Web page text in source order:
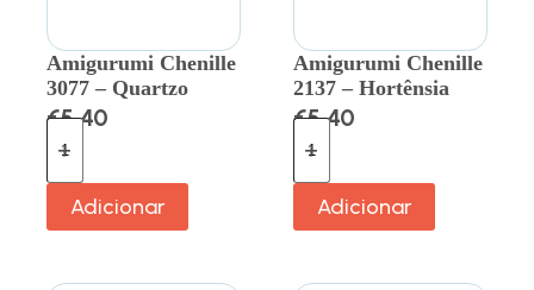
Amigurumi Chenille
3077 – Quartzo
€5.40
Adicionar
Amigurumi Chenille
2137 – Hortênsia
€5.40
Adicionar